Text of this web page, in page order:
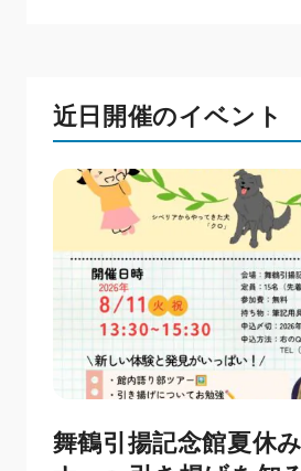
近日開催のイベント
舞鶴引揚記念館夏休